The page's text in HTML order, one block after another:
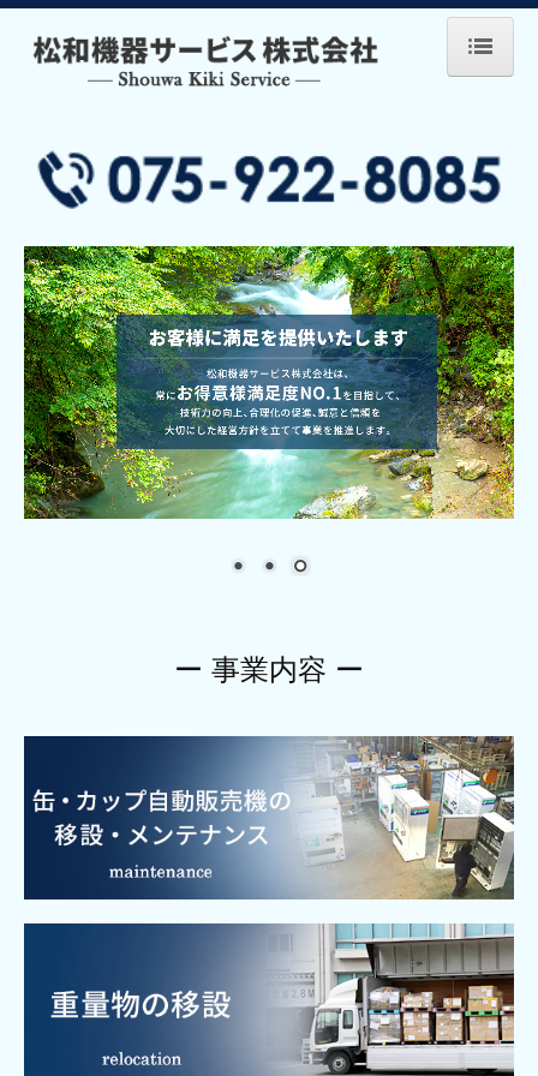
会社概要
事業内容
焼付塗装の工程
交通案内
お問い合わせ
ー 事業内容 ー